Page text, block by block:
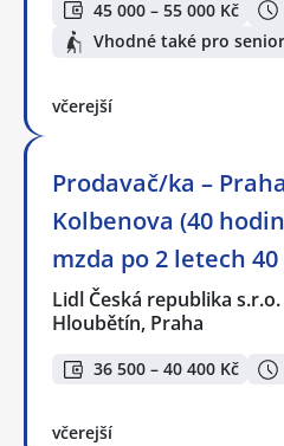
45 000 – 55 000 Kč
Vhodné také pro
včerejší
Prodavač/ka –
Kolbenova (40
mzda po 2 letech 40
Lidl Česká republika s.r.o.
Hloubětín, Praha
36 500 – 40 400 Kč
včerejší